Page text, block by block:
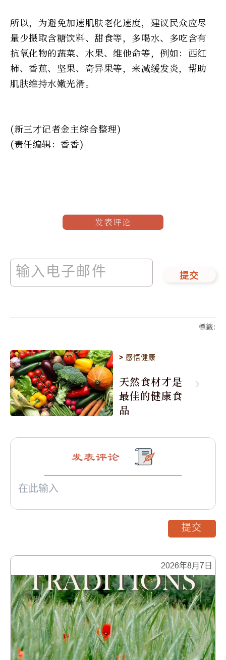
所以，为避免加速肌肤老化速度，建议民众应尽
量少摄取含糖饮料、甜食等，多喝水、多吃含有
抗氧化物的蔬菜、水果、维他命等，例如：西红
柿、香蕉、坚果、奇异果等，来减缓发炎，帮助
肌肤维持水嫩光滑。
(新三才记者金主综合整理)
(责任编辑：香香)
发表评论
提交
標籤:
>感悟健康
天然食材才是
最佳的健康食
品
2026年8月7日
发表评论
提交